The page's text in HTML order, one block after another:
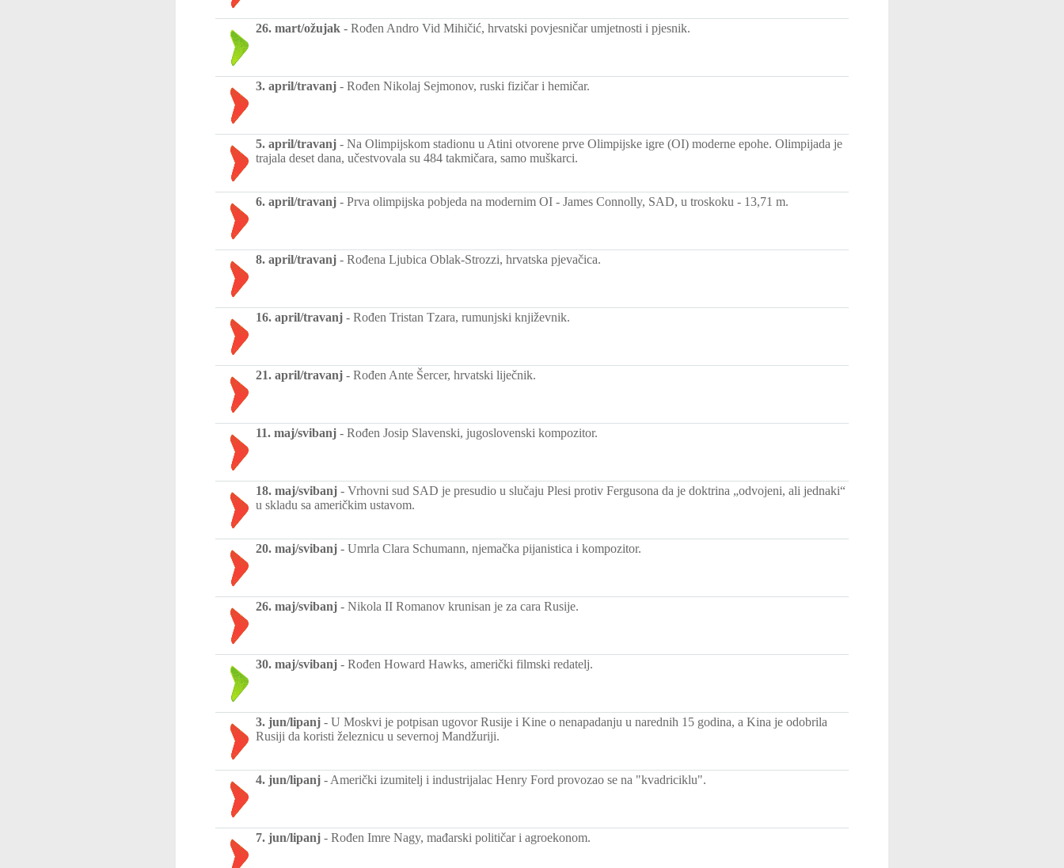
26. mart/ožujak - Rođen Andro Vid Mihičić, hrvatski povjesničar umjetnosti i pjesnik.
3. april/travanj - Rođen Nikolaj Sejmonov, ruski fizičar i hemičar.
5. april/travanj - Na Olimpijskom stadionu u Atini otvorene prve Olimpijske igre (OI) moderne epohe. Olimpijada je
trajala deset dana, učestvovala su 484 takmičara, samo muškarci.
6. april/travanj - Prva olimpijska pobjeda na modernim OI - James Connolly, SAD, u troskoku - 13,71 m.
8. april/travanj - Rođena Ljubica Oblak-Strozzi, hrvatska pjevačica.
16. april/travanj - Rođen Tristan Tzara, rumunjski književnik.
21. april/travanj - Rođen Ante Šercer, hrvatski liječnik.
11. maj/svibanj - Rođen Josip Slavenski, jugoslovenski kompozitor.
18. maj/svibanj - Vrhovni sud SAD je presudio u slučaju Plesi protiv Fergusona da je doktrina „odvojeni, ali jednaki“
u skladu sa američkim ustavom.
20. maj/svibanj - Umrla Clara Schumann, njemačka pijanistica i kompozitor.
26. maj/svibanj - Nikola II Romanov krunisan je za cara Rusije.
30. maj/svibanj - Rođen Howard Hawks, američki filmski redatelj.
3. jun/lipanj - U Moskvi je potpisan ugovor Rusije i Kine o nenapadanju u narednih 15 godina, a Kina je odobrila
Rusiji da koristi železnicu u severnoj Mandžuriji.
4. jun/lipanj - Američki izumitelj i industrijalac Henry Ford provozao se na "kvadriciklu".
7. jun/lipanj - Rođen Imre Nagy, mađarski političar i agroekonom.